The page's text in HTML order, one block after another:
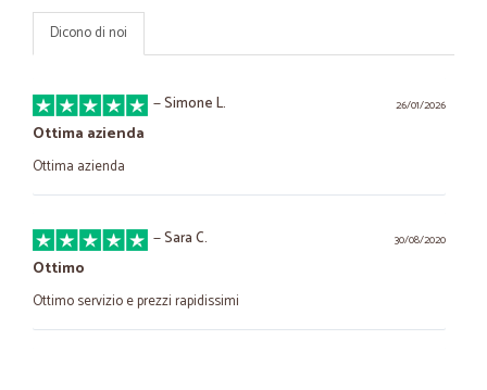
Dicono di noi
26/01/2026
—Simone L.
Ottima azienda
Ottima azienda
30/08/2020
—Sara C.
Ottimo
Ottimo servizio e prezzi rapidissimi